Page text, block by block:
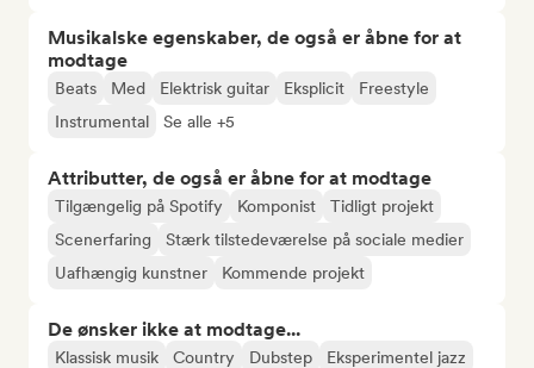
Musikalske egenskaber, de også er åbne for at
modtage
Beats Med Elektrisk guitar Eksplicit
Freestyle
Instrumental
Se alle +5
Attributter, de også er åbne for at modtage
Tilgængelig på Spotify Komponist
Tidligt projekt
Scenerfaring
Stærk tilstedeværelse på sociale medier
Uafhængig kunstner
Kommende projekt
De ønsker ikke at modtage...
Klassisk musik Country Dubstep
Eksperimentel jazz